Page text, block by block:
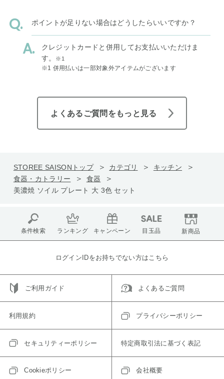
ポイントが足りない場合はどうしたらいいですか？
クレジットカードと併用してお支払いいただけま
す。
※1
※1 併用払いは一部対象外アイテムがございます
よくあるご質問をもっと見る
STOREE SAISONトップ カテゴリ
キッチン
食器・カトラリー
食器
美濃焼 ソイル プレート 大 3色 セット
条件検索 ランキング キャンペーン 目玉品 新商品
ログインIDをお持ちでない方はこちら
ご利用ガイド よくあるご質問
利用規約 プライバシーポリシー
セキュリティーポリシー 特定商取引法に基づく表記
Cookieポリシー 会社概要